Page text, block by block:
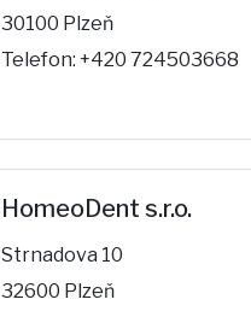
30100 Plzeň
Telefon: +420 724503668
HomeoDent s.r.o.
Strnadova 10
32600 Plzeň